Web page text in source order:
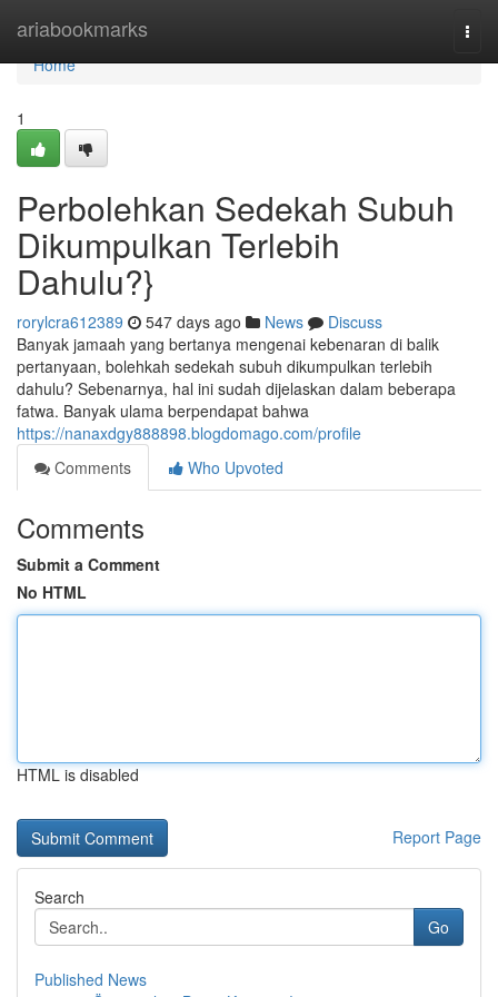
ariabookmarks
Home
Home
1
Perbolehkan Sedekah Subuh
Dikumpulkan Terlebih
Dahulu?}
rorylcra612389 547 days ago News
Discuss
Banyak jamaah yang bertanya mengenai kebenaran di balik
pertanyaan, bolehkah sedekah subuh dikumpulkan terlebih
dahulu? Sebenarnya, hal ini sudah dijelaskan dalam beberapa
fatwa. Banyak ulama berpendapat bahwa
https://nanaxdgy888898.blogdomago.com/profile
Comments
Who Upvoted
Comments
Submit a Comment
No HTML
HTML is disabled
Report Page
Search
Go
Published News